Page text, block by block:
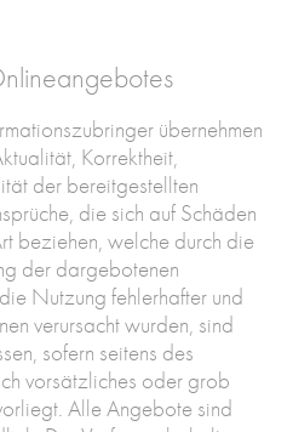
übernehmen
Korrektheit,
der bereitgestellten
die sich auf Schäden
beziehen, welche durch die
der dargebotenen
Nutzung fehlerhafter und
verursacht wurden, sind
sofern seitens des
vorsätzliches oder grob
Alle Angebote sind